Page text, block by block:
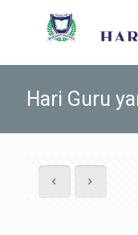
Hari Guru